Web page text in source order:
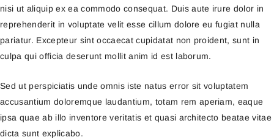
nisi ut aliquip ex ea commodo consequat. Duis aute irure dolor in
reprehenderit in voluptate velit esse cillum dolore eu fugiat nulla
pariatur. Excepteur sint occaecat cupidatat non proident, sunt in
culpa qui officia deserunt mollit anim id est laborum.
Sed ut perspiciatis unde omnis iste natus error sit voluptatem
accusantium doloremque laudantium, totam rem aperiam, eaque
ipsa quae ab illo inventore veritatis et quasi architecto beatae vitae
dicta sunt explicabo.